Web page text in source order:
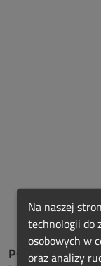
POLECANE
Na naszej
technologii do
osobowych w
oraz analizy